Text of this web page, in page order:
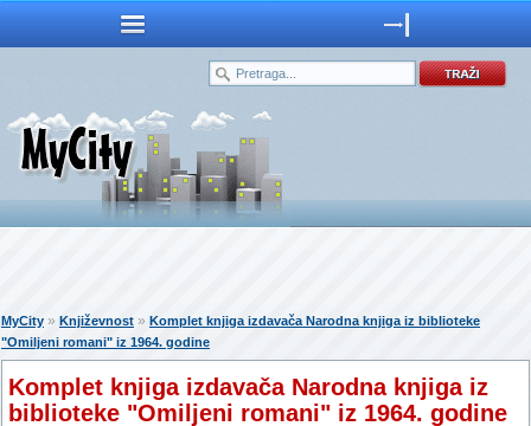
MyCity » Književnost » Komplet knjiga izdavača Narodna knjiga iz biblioteke
"Omiljeni romani" iz 1964. godine
Komplet knjiga izdavača Narodna knjiga iz
biblioteke "Omiljeni romani" iz 1964. godine